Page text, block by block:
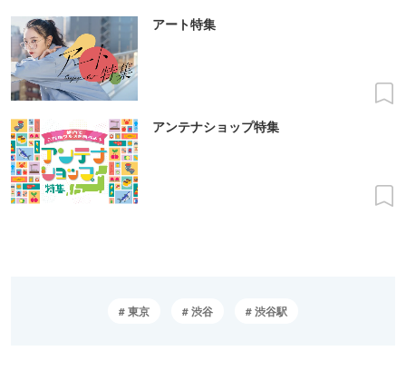
アート特集
アンテナショップ特集
東京 渋谷 渋谷駅